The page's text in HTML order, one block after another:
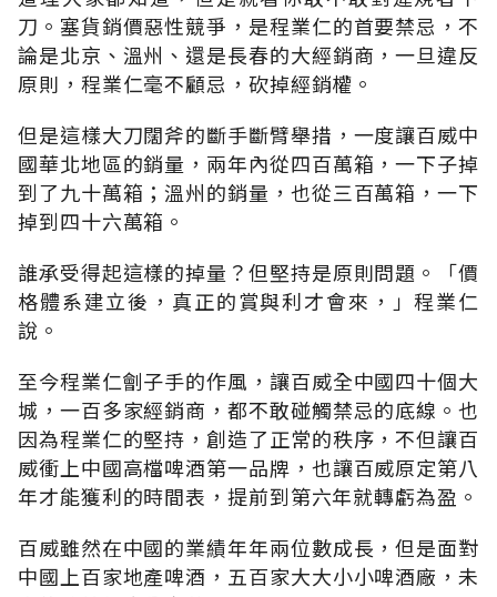
刀。塞貨銷價惡性競爭，是程業仁的首要禁忌，不
論是北京、溫州、還是長春的大經銷商，一旦違反
原則，程業仁毫不顧忌，砍掉經銷權。
但是這樣大刀闊斧的斷手斷臂舉措，一度讓百威中
國華北地區的銷量，兩年內從四百萬箱，一下子掉
到了九十萬箱；溫州的銷量，也從三百萬箱，一下
掉到四十六萬箱。
誰承受得起這樣的掉量？但堅持是原則問題。「價
格體系建立後，真正的賞與利才會來，」程業仁
說。
至今程業仁劊子手的作風，讓百威全中國四十個大
城，一百多家經銷商，都不敢碰觸禁忌的底線。也
因為程業仁的堅持，創造了正常的秩序，不但讓百
威衝上中國高檔啤酒第一品牌，也讓百威原定第八
年才能獲利的時間表，提前到第六年就轉虧為盈。
百威雖然在中國的業績年年兩位數成長，但是面對
中國上百家地產啤酒，五百家大大小小啤酒廠，未